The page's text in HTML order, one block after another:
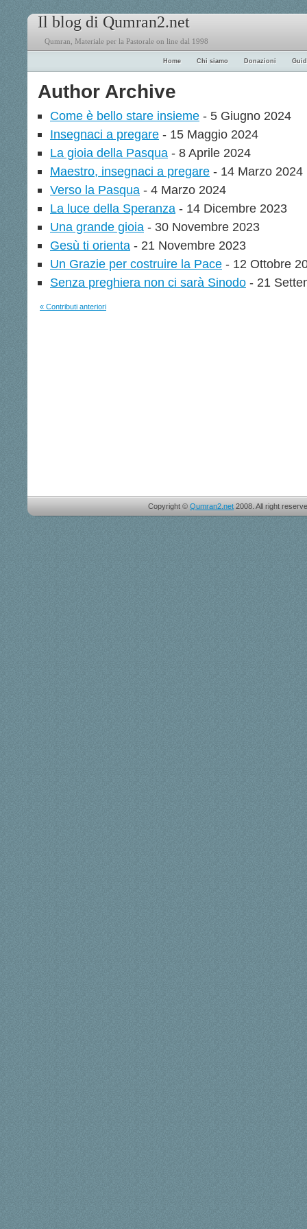
Il blog di Qumran2.net
Qumran, Materiale per la Pastorale on line dal 1998
Home Chi siamo Donazioni
Author Archive
Come è bello stare insieme - 5 Giugno 2024
Insegnaci a pregare - 15 Maggio 2024
La gioia della Pasqua - 8 Aprile 2024
Maestro, insegnaci a pregare - 14 Marzo 2024
Verso la Pasqua - 4 Marzo 2024
La luce della Speranza - 14 Dicembre 2023
Una grande gioia - 30 Novembre 2023
Gesù ti orienta - 21 Novembre 2023
Un Grazie per costruire la Pace - 12 Ottobre
Senza preghiera non ci sarà Sinodo - 21
« Contributi anteriori
Copyright © Qumran2.net 2008. All right